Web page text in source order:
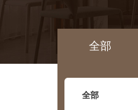
全部
全部